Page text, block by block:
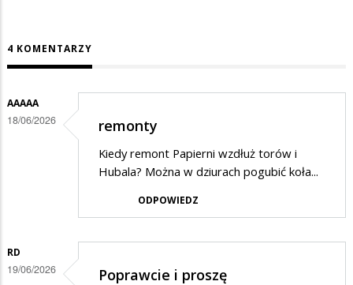
4 KOMENTARZY
AAAAA
18/06/2026 remonty
Kiedy remont Papierni wzdłuż torów i
Hubala? Można w dziurach pogubić koła...
ODPOWIEDZ
RD
19/06/2026 Poprawcie i proszę